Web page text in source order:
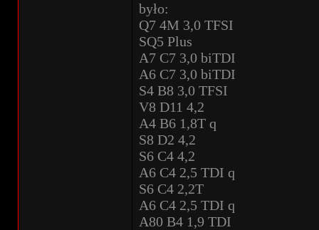
było:
Q7 4M 3,0 TFSI
SQ5 Plus
A7 C7 3,0 biTDI
A6 C7 3,0 biTDI
S4 B8 3,0 TFSI
V8 D11 4,2
A4 B6 1,8T q
S8 D2 4,2
S6 C4 4,2
A6 C4 2,5 TDI q
S6 C4 2,2T
A6 C4 2,5 TDI q
A80 B4 1,9 TDI